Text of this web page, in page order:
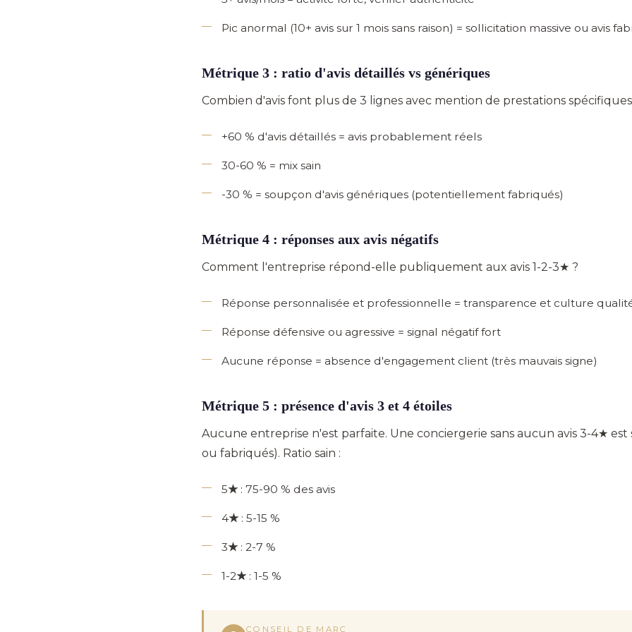
Pic anormal (10+ avis sur 1 mois sans raison) = sollicitation massive ou avis
Métrique 3 : ratio d'avis détaillés vs génériques
Combien d'avis font plus de 3 lignes avec mention de prestations
+60 % d'avis détaillés = avis probablement réels
30-60 % = mix sain
-30 % = soupçon d'avis génériques (potentiellement fabriqués)
Métrique 4 : réponses aux avis négatifs
Comment l'entreprise répond-elle publiquement aux avis 1-2-3★ ?
Réponse personnalisée et professionnelle = transparence et culture
Réponse défensive ou agressive = signal négatif fort
Aucune réponse = absence d'engagement client (très mauvais signe)
Métrique 5 : présence d'avis 3 et 4 étoiles
Aucune entreprise n'est parfaite. Une conciergerie sans aucun avis 3-4★ est
ou fabriqués). Ratio sain :
5★: 75-90 % des avis
4★: 5-15 %
3★: 2-7 %
1-2★: 1-5 %
CONSEIL DE MARC